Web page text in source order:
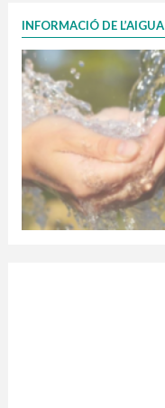
INFORMACIÓ DE L’AIGUA